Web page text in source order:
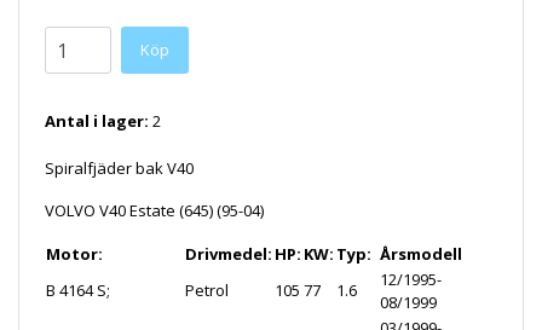
Antal i lager: 2
Spiralfjäder bak V40
VOLVO V40 Estate (645) (95-04)
Motor:
Drivmedel: HP: KW: Typ: Årsmodell
B 4164 S;
Petrol 105 77 1.6
12/1995-
08/1999